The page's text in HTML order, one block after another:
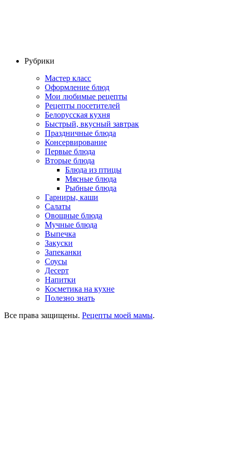
Рубрики
Мастер класс
Оформление блюд
Мои любимые рецепты
Рецепты посетителей
Белорусская кухня
Быстрый, вкусный завтрак
Праздничные блюда
Консервирование
Первые блюда
Вторые блюда
Блюда из птицы
Мясные блюда
Рыбные блюда
Гарниры, каши
Салаты
Овощные блюда
Мучные блюда
Выпечка
Закуски
Запеканки
Соусы
Десерт
Напитки
Косметика на кухне
Полезно знать
Все права защищены. Рецепты моей мамы.